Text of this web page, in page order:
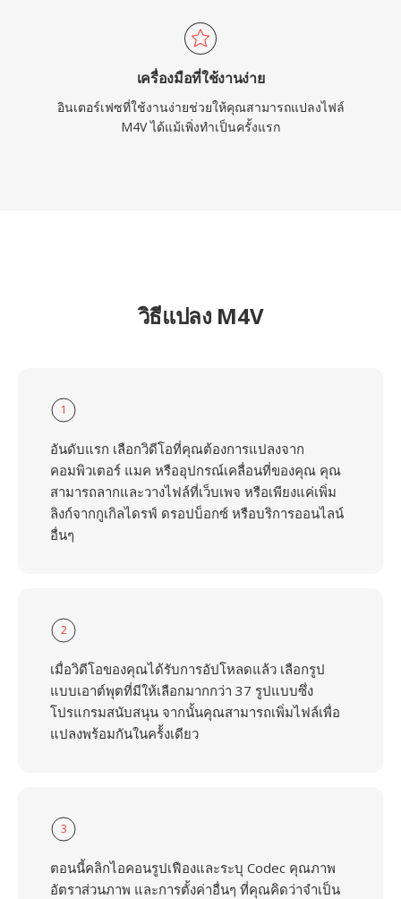
เครื่องมือที่ใช้งานง่าย
อินเตอร์เฟซที่ใช้งานง่ายช่วยให้คุณสามารถแปลงไฟล์
M4V ได้แม้เพิ่งทำเป็นครั้งแรก
วิธีแปลง M4V
1
อันดับแรก เลือกวิดีโอที่คุณต้องการแปลงจาก
คอมพิวเตอร์ แมค หรืออุปกรณ์เคลื่อนที่ของคุณ คุณ
สามารถลากและวางไฟล์ที่เว็บเพจ หรือเพียงแค่เพิ่ม
ลิงก์จากกูเกิลไดรฟ์ ดรอปบ็อกซ์ หรือบริการออนไลน์
อื่นๆ
2
เมื่อวิดีโอของคุณได้รับการอัปโหลดแล้ว เลือกรูป
แบบเอาต์พุตที่มีให้เลือกมากกว่า 37 รูปแบบซึ่ง
โปรแกรมสนับสนุน จากนั้นคุณสามารถเพิ่มไฟล์เพื่อ
แปลงพร้อมกันในคร้้งเดียว
3
ตอนนี้คลิกไอคอนรูปเฟืองและระบุ Codec คุณภาพ
อัตราส่วนภาพ และการตั้งค่าอื่นๆ ที่คุณคิดว่าจำเป็น